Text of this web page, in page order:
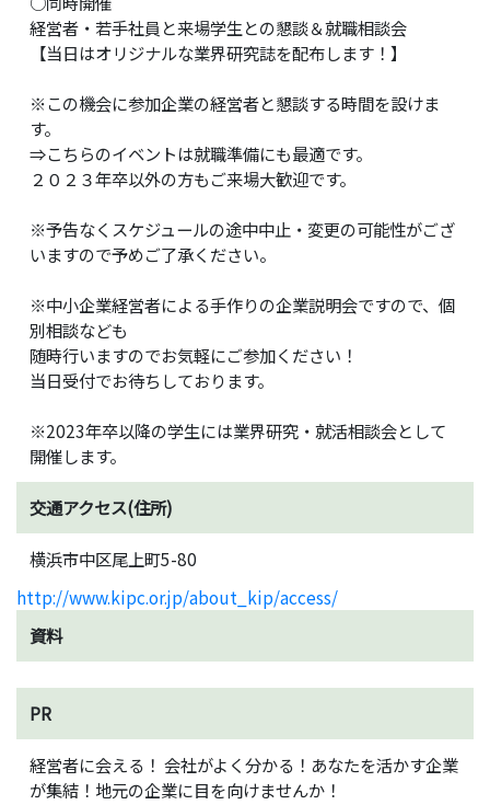
経営者・若手社員と来場学生との懇談＆就職相談会
【当日はオリジナルな業界研究誌を配布します！】
※この機会に参加企業の経営者と懇談する時間を設けま
す。
⇒こちらのイベントは就職準備にも最適です。
２０２３年卒以外の方もご来場大歓迎です。
※予告なくスケジュールの途中中止・変更の可能性がござ
いますので予めご了承ください。
※中小企業経営者による手作りの企業説明会ですので、個
別相談なども
随時行いますのでお気軽にご参加ください！
当日受付でお待ちしております。
※2023年卒以降の学生には業界研究・就活相談会として
開催します。
交通アクセス(住所)
横浜市中区尾上町5-80
http://www.kipc.or.jp/about_kip/access/
資料
PR
経営者に会える！ 会社がよく分かる！あなたを活かす企業
が集結！地元の企業に目を向けませんか！